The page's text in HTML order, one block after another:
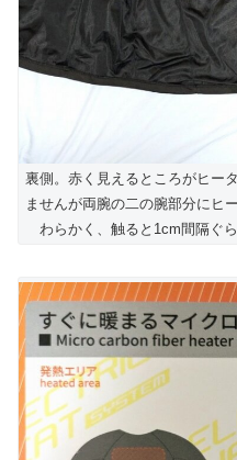
裏側。赤く見えるところがヒー
ませんが両腕の二の腕部分にヒ
わらかく、触ると1cm間隔ぐ